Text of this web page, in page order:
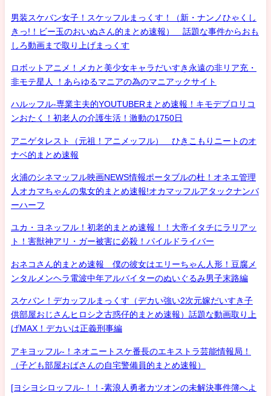
男装スケバン女子！スケッフルまっくす！（新・ナンノひゃくし
きっ!！ビー玉のおいぬさん的まとめ速報） 話題な事件からおも
しろ動画まで取り上げまっくす
ロボットアニメ！メカと美少女キャラだいすき永遠の非リア充・
非モテ星人 ！あらゆるマニアの為のマニアックサイト
ハルッフル-専業主夫的YOUTUBERまとめ速報！キモデブロリコ
ンおたく！初老人の介護生活！激動の1750日
アニゲタレスト（元祖！アニメッフル） ひきこもりニートのオ
ナベ的まとめ速報
火浦のシネマッフル映画NEWS情報ポータブルの杜！オネエ管理
人オカマちゃんの鬼女的まとめ速報!オカマッフルアタックナンバ
ーハーフ
ユカ・ヨネッフル！初老的まとめ速報！！大帝イタチにラリアッ
ト！害獣神アリ・ガー被害に必殺！パイルドライバー
おネコさん的まとめ速報 僕の彼女はエリーちゃん人形！豆腐メ
ンタルメンヘラ電波中年アルバイターのぬいぐるみ男子末路編
スケバン！デカッフルまっくす（デカい強い2次元嫁だいすき子
供部屋おじさんヒロシ之古惑仔的まとめ速報）話題な動画取り上
げMAX！デカいは正義刑事編
アキヨッフル-！ネオニートスケ番長のエキストラ芸能情報局！
（子ども部屋おばさんの自宅警備員的まとめ速報）
[ヨシヨシロッフル-！！-素浪人勇者カツオンの未解決事件簿へよ